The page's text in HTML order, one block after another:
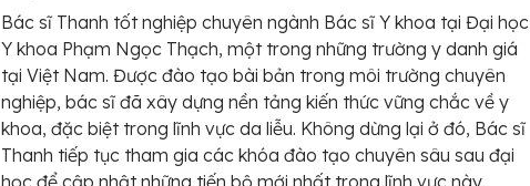
Bác sĩ Thanh tốt nghiệp chuyên ngành Bác sĩ Y khoa tại Đại học
Y khoa Phạm Ngọc Thạch, một trong những trường y danh giá
tại Việt Nam. Được đào tạo bài bản trong môi trường chuyên
nghiệp, bác sĩ đã xây dựng nền tảng kiến thức vững chắc về y
khoa, đặc biệt trong lĩnh vực da liễu. Không dừng lại ở đó, Bác sĩ
Thanh tiếp tục tham gia các khóa đào tạo chuyên sâu sau đại
học để cập nhật những tiến bộ mới nhất trong lĩnh vực này.